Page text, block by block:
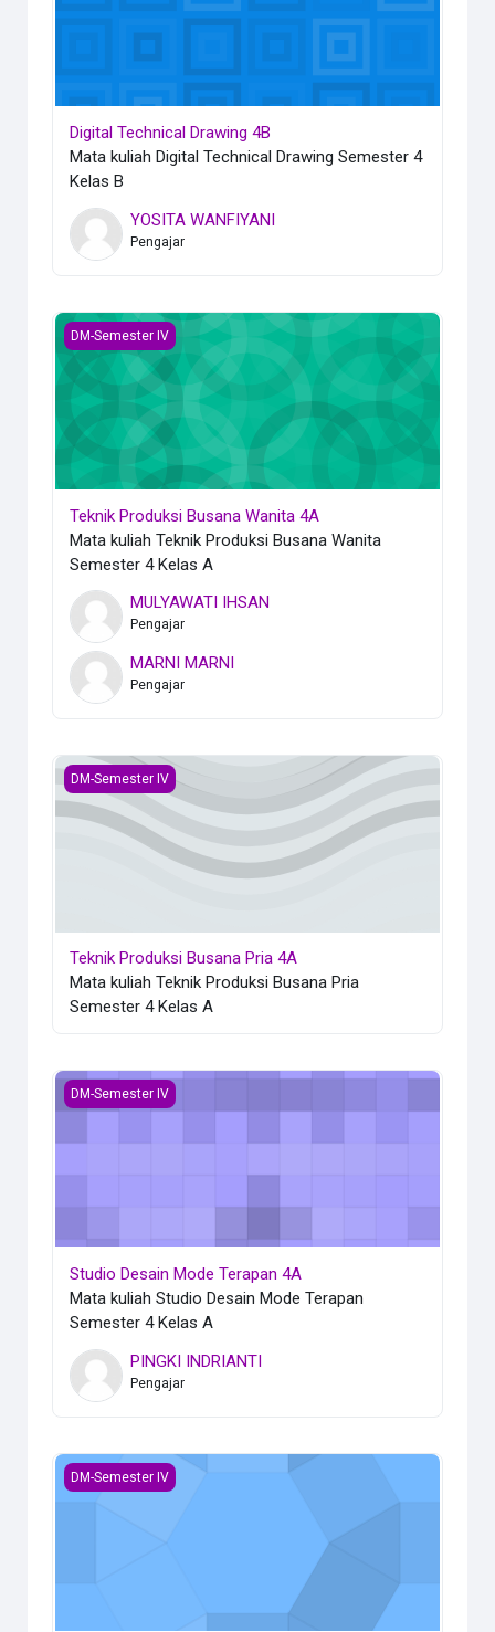
Digital Technical Drawing 4B
Mata kuliah Digital Technical Drawing Semester 4
Kelas B
YOSITA WANFIYANI
Pengajar
Teknik Produksi Busana Wanita 4A
DM-Semester IV
Teknik Produksi Busana Wanita 4A
Mata kuliah Teknik Produksi Busana Wanita
Semester 4 Kelas A
MULYAWATI IHSAN
Pengajar
MARNI MARNI
Pengajar
Teknik Produksi Busana Pria 4A
DM-Semester IV
Teknik Produksi Busana Pria 4A
Mata kuliah Teknik Produksi Busana Pria
Semester 4 Kelas A
Studio Desain Mode Terapan 4A
DM-Semester IV
Studio Desain Mode Terapan 4A
Mata kuliah Studio Desain Mode Terapan
Semester 4 Kelas A
PINGKI INDRIANTI
Pengajar
Reka Latar Tekstil 4A
DM-Semester IV